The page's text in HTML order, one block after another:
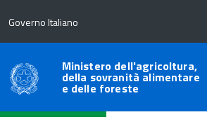
Governo Italiano
Ministero dell'agricoltura,
della sovranità alimentare
e delle foreste